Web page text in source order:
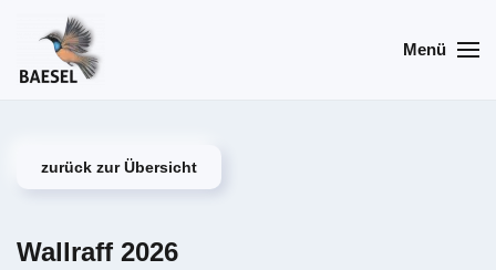
Skip
to
Menü
zurück zur Übersicht
Wallraff 2026